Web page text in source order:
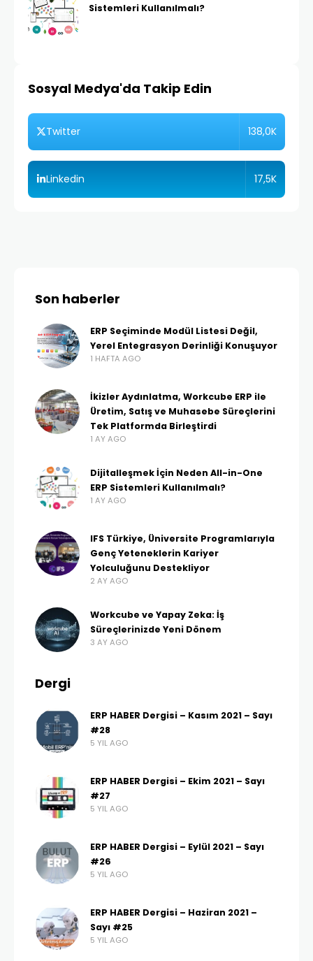
Sistemleri Kullanılmalı?
Sosyal Medya'da Takip Edin
Twitter 138,0K
Linkedin 17,5K
Son haberler
ERP Seçiminde Modül Listesi Değil,
Yerel Entegrasyon Derinliği Konuşuyor
1 HAFTA AGO
İkizler Aydınlatma, Workcube ERP ile
Üretim, Satış ve Muhasebe Süreçlerini
Tek Platformda Birleştirdi
1 AY AGO
Dijitalleşmek İçin Neden All-in-One
ERP Sistemleri Kullanılmalı?
1 AY AGO
IFS Türkiye, Üniversite Programlarıyla
Genç Yeteneklerin Kariyer
Yolculuğunu Destekliyor
2 AY AGO
Workcube ve Yapay Zeka: İş
Süreçlerinizde Yeni Dönem
3 AY AGO
Dergi
ERP HABER Dergisi – Kasım 2021 – Sayı
#28
5 YIL AGO
ERP HABER Dergisi – Ekim 2021 – Sayı
#27
5 YIL AGO
ERP HABER Dergisi – Eylül 2021 – Sayı
#26
5 YIL AGO
ERP HABER Dergisi – Haziran 2021 –
Sayı #25
5 YIL AGO